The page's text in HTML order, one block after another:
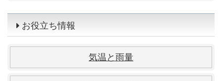
お役立ち情報
気温と雨量